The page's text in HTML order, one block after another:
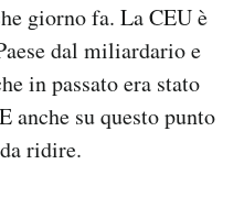
giorno fa. La CEU è
dal miliardario e
in passato era stato
anche su questo punto
ridire.